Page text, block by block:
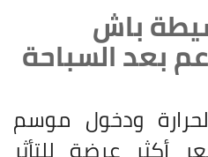
باش
بعد السباحة
ودخول موسم